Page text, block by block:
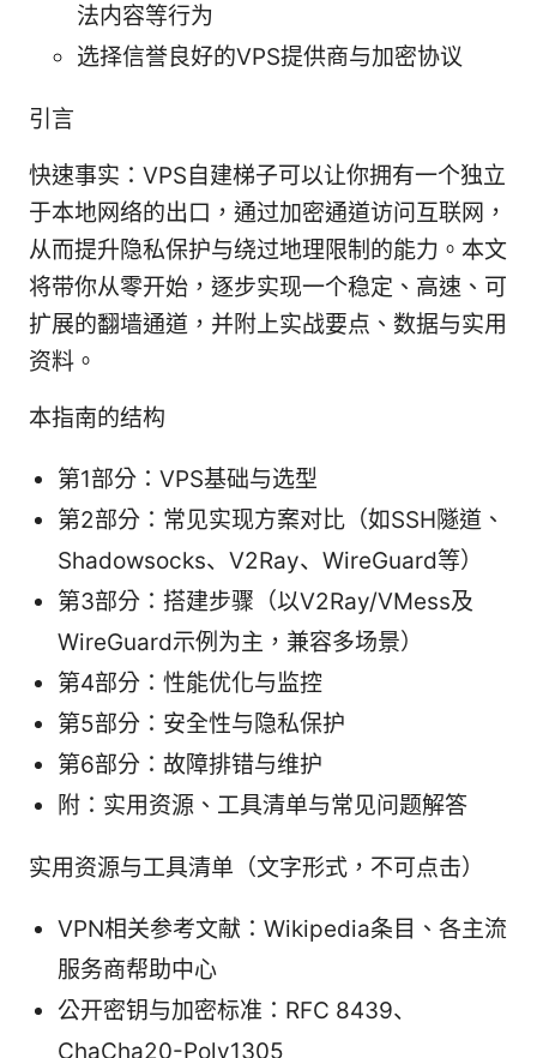
法内容等行为
选择信誉良好的VPS提供商与加密协议
引言
快速事实：VPS自建梯子可以让你拥有一个独立
于本地网络的出口，通过加密通道访问互联网，
从而提升隐私保护与绕过地理限制的能力。本文
将带你从零开始，逐步实现一个稳定、高速、可
扩展的翻墙通道，并附上实战要点、数据与实用
资料。
本指南的结构
第1部分：VPS基础与选型
第2部分：常见实现方案对比（如SSH隧道、
Shadowsocks、V2Ray、WireGuard等）
第3部分：搭建步骤（以V2Ray/VMess及
WireGuard示例为主，兼容多场景）
第4部分：性能优化与监控
第5部分：安全性与隐私保护
第6部分：故障排错与维护
附：实用资源、工具清单与常见问题解答
实用资源与工具清单（文字形式，不可点击）
VPN相关参考文献：Wikipedia条目、各主流
服务商帮助中心
公开密钥与加密标准：RFC 8439、
ChaCha20-Poly1305